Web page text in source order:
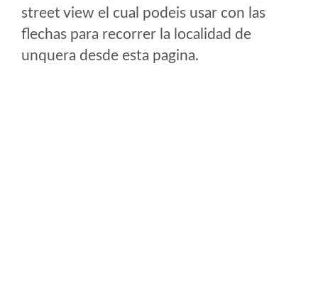
street view el cual podeis usar con las
flechas para recorrer la localidad de
unquera desde esta pagina.